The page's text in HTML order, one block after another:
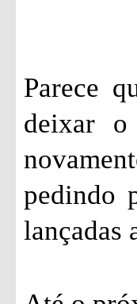
Parece
deixar o
pedindo
lançadas